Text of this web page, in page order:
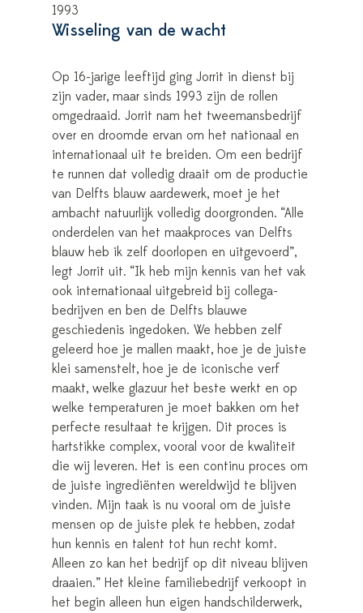
1993
Wisseling van de wacht
Op 16-jarige leeftijd ging Jorrit in dienst bij
zijn vader, maar sinds 1993 zijn de rollen
omgedraaid. Jorrit nam het tweemansbedrijf
over en droomde ervan om het nationaal en
internationaal uit te breiden. Om een bedrijf
te runnen dat volledig draait om de productie
van Delfts blauw aardewerk, moet je het
ambacht natuurlijk volledig doorgronden. “Alle
onderdelen van het maakproces van Delfts
blauw heb ik zelf doorlopen en uitgevoerd”,
legt Jorrit uit. “Ik heb mijn kennis van het vak
ook internationaal uitgebreid bij collega-
bedrijven en ben de Delfts blauwe
geschiedenis ingedoken. We hebben zelf
geleerd hoe je mallen maakt, hoe je de juiste
klei samenstelt, hoe je de iconische verf
maakt, welke glazuur het beste werkt en op
welke temperaturen je moet bakken om het
perfecte resultaat te krijgen. Dit proces is
hartstikke complex, vooral voor de kwaliteit
die wij leveren. Het is een continu proces om
de juiste ingrediënten wereldwijd te blijven
vinden. Mijn taak is nu vooral om de juiste
mensen op de juiste plek te hebben, zodat
hun kennis en talent tot hun recht komt.
Alleen zo kan het bedrijf op dit niveau blijven
draaien.” Het kleine familiebedrijf verkoopt in
het begin alleen hun eigen handschilderwerk,